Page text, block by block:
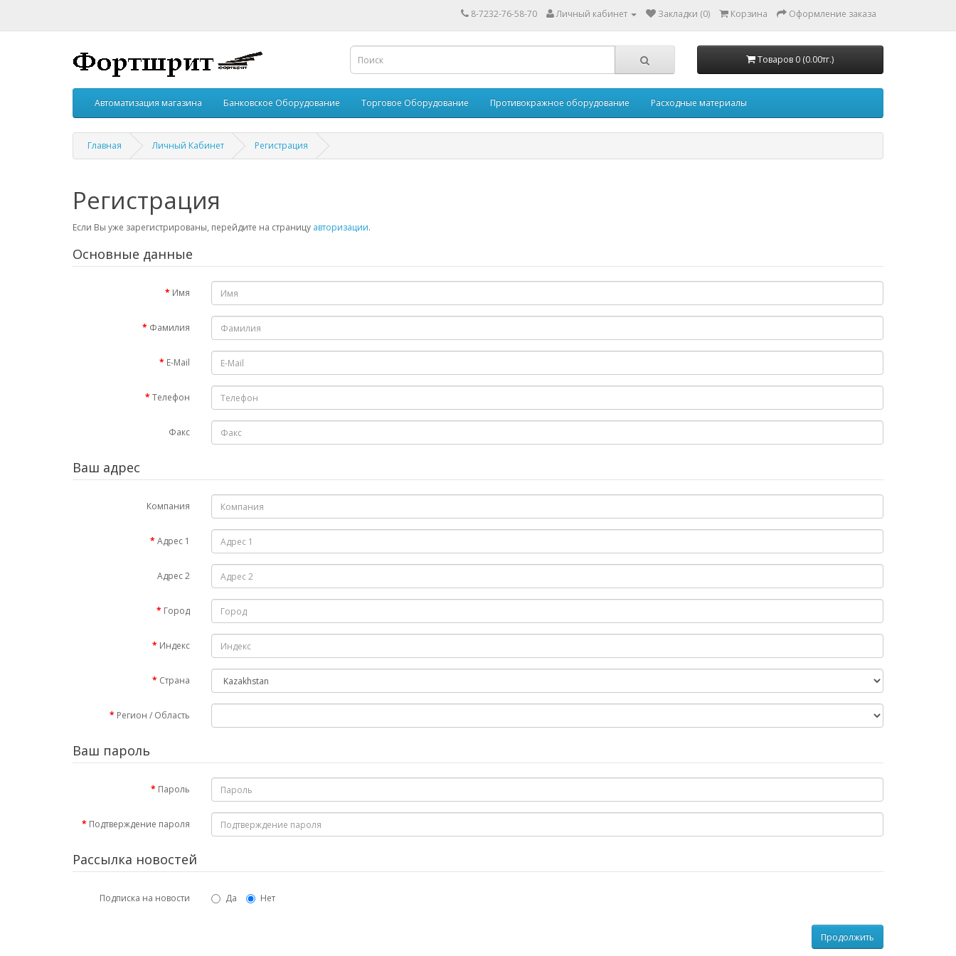
8-7232-76-58-70 Личный кабинет Закладки (0) Корзина Оформление заказа
Товаров 0 (0.00тг.)
Автоматизация магазина Банковское Оборудование Торговое Оборудование Противокражное оборудование Расходные материалы
Главная Личный Кабинет Регистрация
Регистрация
Если Вы уже зарегистрированы, перейдите на страницу авторизации.
Основные данные
Имя
Фамилия
E-Mail
Телефон
Факс
Ваш адрес
Компания
Адрес 1
Адрес 2
Город
Индекс
Страна
Регион / Область
Ваш пароль
Пароль
Подтверждение пароля
Рассылка новостей
Подписка на новости Да Нет